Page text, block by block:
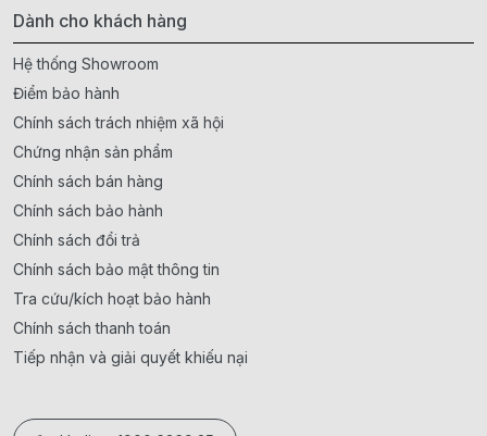
Dành cho khách hàng
Hệ thống Showroom
Điểm bảo hành
Chính sách trách nhiệm xã hội
Chứng nhận sản phẩm
Chính sách bán hàng
Chính sách bảo hành
Chính sách đổi trả
Chính sách bảo mật thông tin
Tra cứu/kích hoạt bảo hành
Chính sách thanh toán
Tiếp nhận và giải quyết khiếu nại